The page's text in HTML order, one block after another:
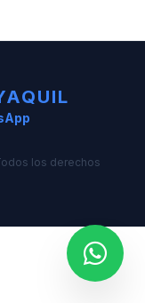
los derechos